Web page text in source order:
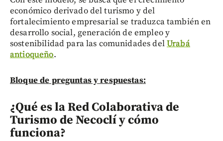
económico derivado del turismo y del
fortalecimiento empresarial se traduzca también en
desarrollo social, generación de empleo y
sostenibilidad para las comunidades delUrabá
antioqueño.
Bloque de preguntas y respuestas:
¿Qué es la Red Colaborativa de
Turismo de Necoclí y cómo
funciona?